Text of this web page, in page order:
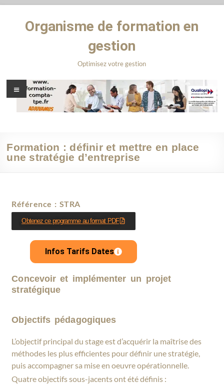
Organisme de formation en
gestion
Optimisez votre gestion
Formation : définir et mettre en place
une stratégie d’entreprise
Référence : STRA
Obtenez ce programme au format PDF
Infos Tarifs Dates
Concevoir et implémenter un projet
stratégique
Objectifs pédagogiques
L’objectif principal du stage est d’acquérir la maîtrise des
méthodes les plus efficientes pour définir une stratégie,
puis accompagner sa mise en oeuvre opérationnelle.
Quatre objectifs sous-jacents ont été définis :